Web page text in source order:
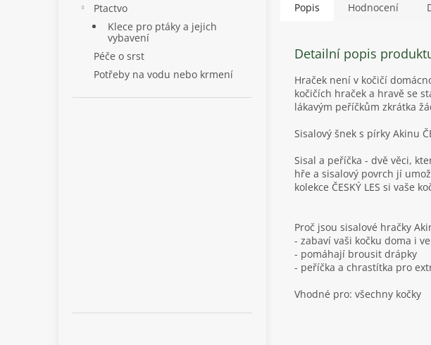
Ptactvo
Klece pro ptáky a jejich
vybavení
Péče o srst
Potřeby na vodu nebo krmení
Popis Hodnocení
Detailní popis
Hraček není v kočičí
kočičích hraček a hravě se
lákavým peříčkům zkrátka
Sisalový šnek s pírky Akinu
Sisal a peříčka - dvě věci,
hře a sisalový povrch jí
kolekce ČESKÝ LES si vaše
Proč jsou sisalové hračky
- zabaví vaši kočku doma i
- pomáhají brousit drápky
- peříčka a chrastítka pro
Vhodné pro: všechny kočky